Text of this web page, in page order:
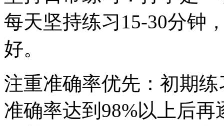
每天坚持练习15-30分钟
好。
注重准确率优先：初期
准确率达到98%以上后